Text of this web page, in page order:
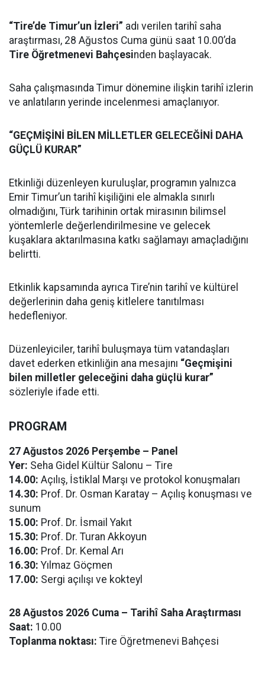
“Tire’de Timur’un İzleri” adı verilen tarihî saha
araştırması, 28 Ağustos Cuma günü saat 10.00’da
Tire Öğretmenevi Bahçesinden başlayacak.
Saha çalışmasında Timur dönemine ilişkin tarihî izlerin
ve anlatıların yerinde incelenmesi amaçlanıyor.
“GEÇMİŞİNİ BİLEN MİLLETLER GELECEĞİNİ DAHA
GÜÇLÜ KURAR”
Etkinliği düzenleyen kuruluşlar, programın yalnızca
Emir Timur’un tarihî kişiliğini ele almakla sınırlı
olmadığını, Türk tarihinin ortak mirasının bilimsel
yöntemlerle değerlendirilmesine ve gelecek
kuşaklara aktarılmasına katkı sağlamayı amaçladığını
belirtti.
Etkinlik kapsamında ayrıca Tire’nin tarihî ve kültürel
değerlerinin daha geniş kitlelere tanıtılması
hedefleniyor.
Düzenleyiciler, tarihî buluşmaya tüm vatandaşları
davet ederken etkinliğin ana mesajını “Geçmişini
bilen milletler geleceğini daha güçlü kurar”
sözleriyle ifade etti.
PROGRAM
27 Ağustos 2026 Perşembe – Panel
Yer: Seha Gidel Kültür Salonu – Tire
14.00: Açılış, İstiklal Marşı ve protokol konuşmaları
14.30: Prof. Dr. Osman Karatay – Açılış konuşması ve
sunum
15.00: Prof. Dr. İsmail Yakıt
15.30: Prof. Dr. Turan Akkoyun
16.00: Prof. Dr. Kemal Arı
16.30: Yılmaz Göçmen
17.00: Sergi açılışı ve kokteyl
28 Ağustos 2026 Cuma – Tarihî Saha Araştırması
Saat: 10.00
Toplanma noktası: Tire Öğretmenevi Bahçesi